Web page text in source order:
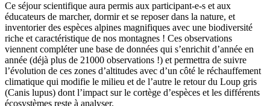
Ce séjour scientifique aura permis aux participant-e-s et aux
éducateurs de marcher, dormir et se reposer dans la nature, et
inventorier des espèces alpines magnifiques avec une biodiversité
riche et caractéristique de nos montagnes ! Ces observations
viennent compléter une base de données qui s’enrichit d’année en
année (déjà plus de 21000 observations !) et permettra de suivre
l’évolution de ces zones d’altitudes avec d’un côté le réchauffement
climatique qui modifie le milieu et de l’autre le retour du Loup gris
(Canis lupus) dont l’impact sur le cortège d’espèces et les différents
écosystèmes reste à analyser.